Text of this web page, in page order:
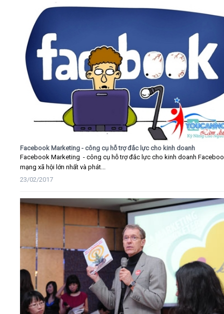
Facebook Marketing - công cụ hỗ trợ đắc lực cho kinh doanh
Facebook Marketing - công cụ hỗ trợ đắc lực cho kinh doanh
mạng xã hội lớn nhất và phát...
23/02/2017